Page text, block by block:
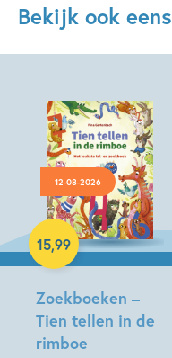
Bekijk ook eens
12-08-2026
Zoekboeken –
Tien tellen in de
rimboe
15,99
Hardcover